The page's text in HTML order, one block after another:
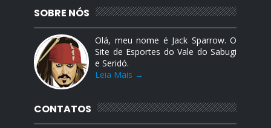
SOBRE NÓS
Olá, meu nome é Jack Sparrow. O
Site de Esportes do Vale do Sabugi
e Seridó.
Leia Mais →
CONTATOS